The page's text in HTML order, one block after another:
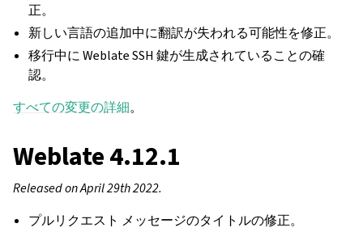
正。
新しい言語の追加中に翻訳が失われる可能性を修正。
移行中に Weblate SSH 鍵が生成されていることの確
認。
すべての変更の詳細。
Weblate 4.12.1
Released on April 29th 2022.
プルリクエスト メッセージのタイトルの修正。